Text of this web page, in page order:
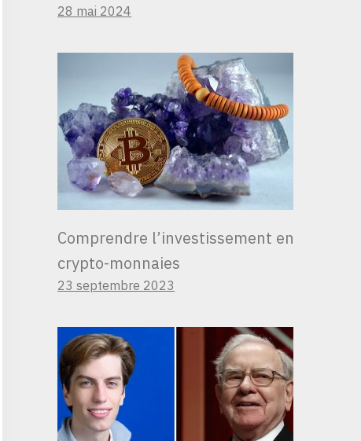
28 mai 2024
Comprendre l’investissement en
crypto-monnaies
23 septembre 2023